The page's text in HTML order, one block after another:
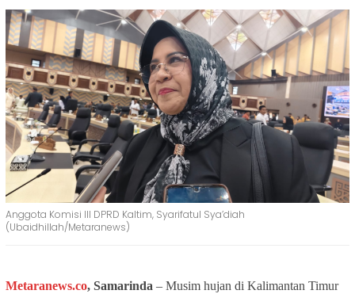
Anggota Komisi III DPRD Kaltim, Syarifatul Sya’diah
(Ubaidhillah/Metaranews)
Metaranews.co, Samarinda – Musim hujan di Kalimantan Timur